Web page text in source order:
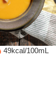
49kcal/100mL